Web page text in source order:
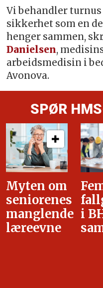
Vi behandler
sikkerhet som en
henger sammen,
Danielsen,
arbeidsmedisin i
Avonova.
SPØR
Fem
fallgruver
i BHT-
samarbeidet